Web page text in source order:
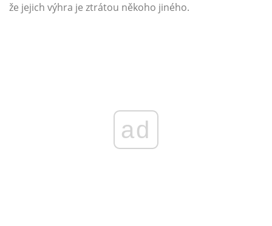
že jejich výhra je ztrátou někoho jiného.
ad